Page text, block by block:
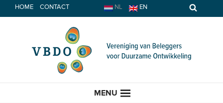
Spring
naar
HOME CONTACT NL EN
MENU